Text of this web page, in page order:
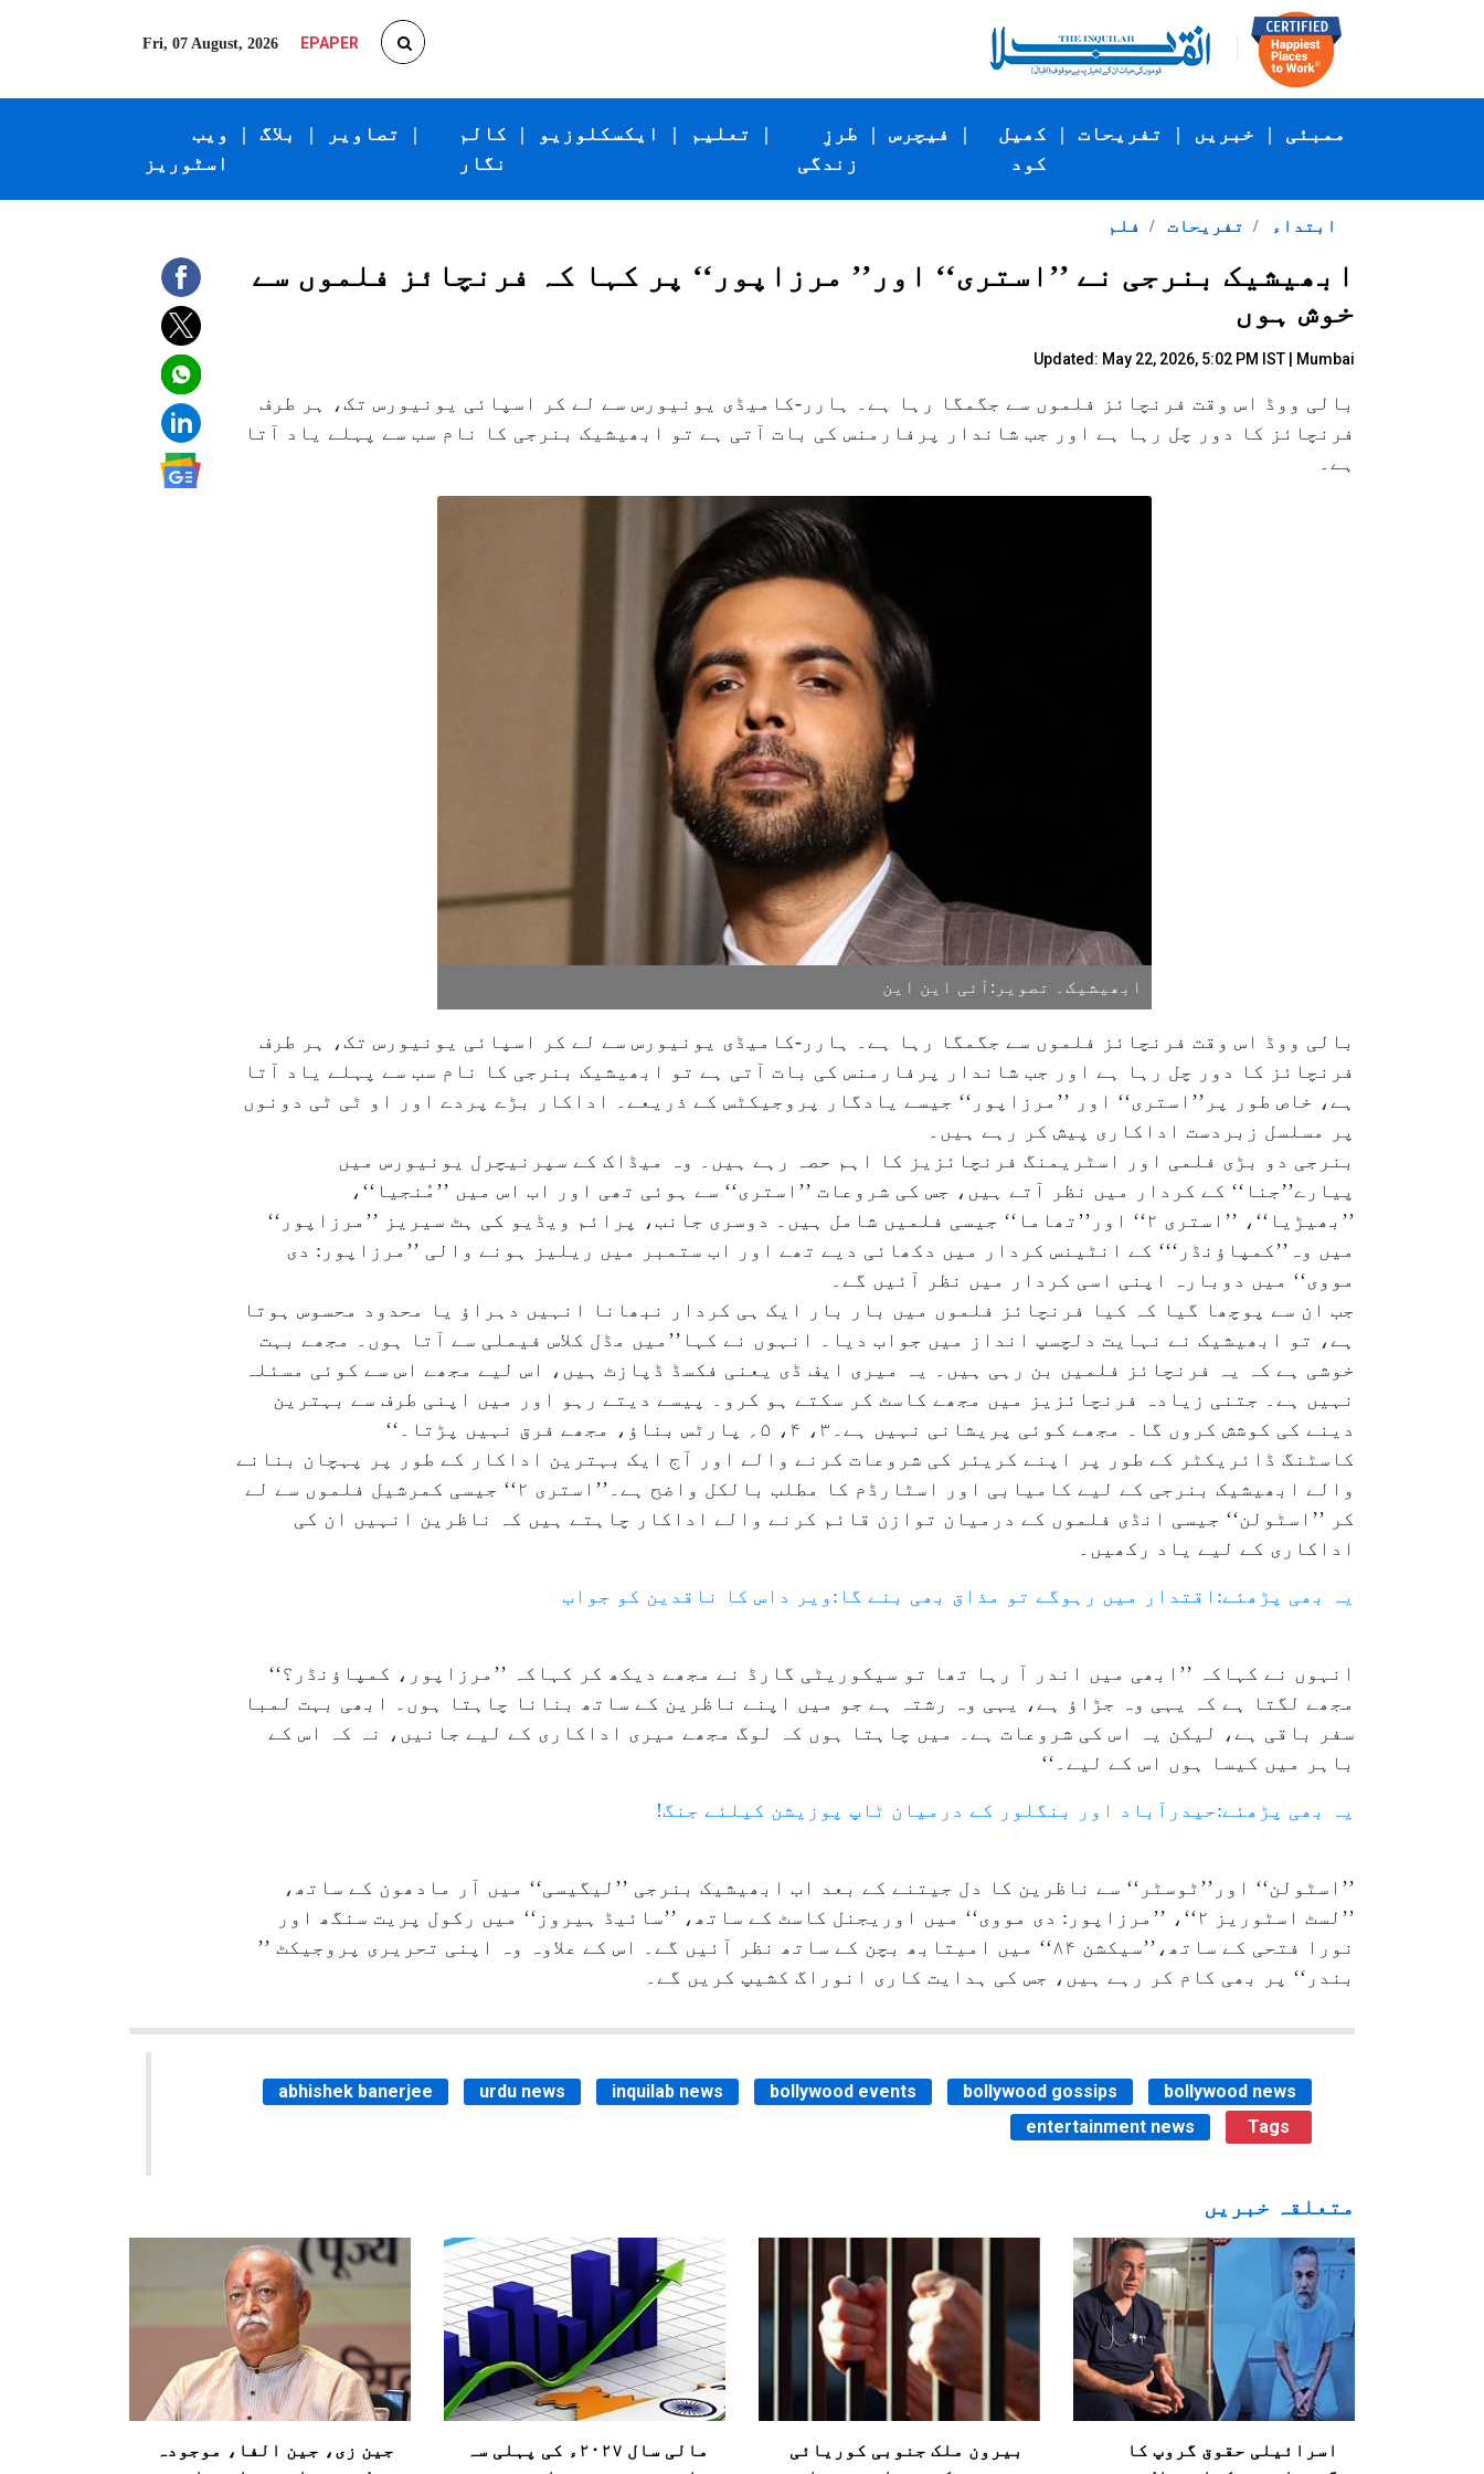
Fri, 07 August, 2026 EPAPER
ویب
اسٹوریز
| بلاگ | تصاویر |
کالم
نگار
| ایکسکلوزیو | تعلیم |
طرزِ
زندگی
| فیچرس |
کھیل
کود
| تفریحات | خبریں | ممبئی
فلم تفریحات ابتداء
ابھیشیک بنرجی نے ’’استری‘‘ اور’’ مرزاپور‘‘ پر کہا کہ فرنچائز فلموں سے
خوش ہوں
Updated: May 22, 2026, 5:02 PM IST | Mumbai
بالی ووڈ اس وقت فرنچائز فلموں سے جگمگا رہا ہے۔ ہارر-کامیڈی یونیورس سے لے کر اسپائی یونیورس تک، ہر طرف
فرنچائز کا دور چل رہا ہے اور جب شاندار پرفارمنس کی بات آتی ہے تو ابھیشیک بنرجی کا نام سب سے پہلے یاد آتا
ہے۔
ابھیشیک۔ تصویر:آئی این این
بالی ووڈ اس وقت فرنچائز فلموں سے جگمگا رہا ہے۔ ہارر-کامیڈی یونیورس سے لے کر اسپائی یونیورس تک، ہر طرف
فرنچائز کا دور چل رہا ہے اور جب شاندار پرفارمنس کی بات آتی ہے تو ابھیشیک بنرجی کا نام سب سے پہلے یاد آتا
ہے، خاص طور پر’’استری‘‘ اور ’’مرزاپور‘‘ جیسے یادگار پروجیکٹس کے ذریعے۔ اداکار بڑے پردے اور او ٹی ٹی دونوں
پر مسلسل زبردست اداکاری پیش کر رہے ہیں۔
بنرجی دو بڑی فلمی اور اسٹریمنگ فرنچائزیز کا اہم حصہ رہے ہیں۔ وہ میڈاک کے سپرنیچرل یونیورس میں
پیارے’’جنا‘‘ کے کردار میں نظر آتے ہیں، جس کی شروعات ’’استری‘‘ سے ہوئی تھی اور اب اس میں ’’مُنجیا‘‘،
’’بھیڑیا‘‘، ’’استری ۲‘‘ اور’’تھاما‘‘ جیسی فلمیں شامل ہیں۔ دوسری جانب، پرائم ویڈیو کی ہٹ سیریز ’’مرزاپور‘‘
میں وہ’’کمپاؤنڈر‘‘‘ کے انٹینس کردار میں دکھائی دیے تھے اور اب ستمبر میں ریلیز ہونے والی ’’مرزاپور: دی
مووی‘‘ میں دوبارہ اپنی اسی کردار میں نظر آئیں گے۔
جب ان سے پوچھا گیا کہ کیا فرنچائز فلموں میں بار بار ایک ہی کردار نبھانا انہیں دہراؤ یا محدود محسوس ہوتا
ہے، تو ابھیشیک نے نہایت دلچسپ انداز میں جواب دیا۔ انہوں نے کہا’’میں مڈل کلاس فیملی سے آتا ہوں۔ مجھے بہت
خوشی ہے کہ یہ فرنچائز فلمیں بن رہی ہیں۔ یہ میری ایف ڈی یعنی فکسڈ ڈپازٹ ہیں، اس لیے مجھے اس سے کوئی مسئلہ
نہیں ہے۔ جتنی زیادہ فرنچائزیز میں مجھے کاسٹ کر سکتے ہو کرو۔ پیسے دیتے رہو اور میں اپنی طرف سے بہترین
دینے کی کوشش کروں گا۔ مجھے کوئی پریشانی نہیں ہے۔۳، ۴، ۵؍ پارٹس بناؤ، مجھے فرق نہیں پڑتا۔‘‘
کاسٹنگ ڈائریکٹر کے طور پر اپنے کریئر کی شروعات کرنے والے اور آج ایک بہترین اداکار کے طور پر پہچان بنانے
والے ابھیشیک بنرجی کے لیے کامیابی اور اسٹارڈم کا مطلب بالکل واضح ہے۔’’استری ۲‘‘ جیسی کمرشیل فلموں سے لے
کر ’’اسٹولن‘‘ جیسی انڈی فلموں کے درمیان توازن قائم کرنے والے اداکار چاہتے ہیں کہ ناظرین انہیں ان کی
اداکاری کے لیے یاد رکھیں۔
یہ بھی پڑھئے:اقتدار میں رہوگے تو مذاق بھی بنے گا:ویر داس کا ناقدین کو جواب
انہوں نے کہاکہ ’’ابھی میں اندر آ رہا تھا تو سیکوریٹی گارڈ نے مجھے دیکھ کر کہاکہ ’’مرزاپور، کمپاؤنڈر؟‘‘
مجھے لگتا ہے کہ یہی وہ جڑاؤ ہے، یہی وہ رشتہ ہے جو میں اپنے ناظرین کے ساتھ بنانا چاہتا ہوں۔ ابھی بہت لمبا
سفر باقی ہے، لیکن یہ اس کی شروعات ہے۔ میں چاہتا ہوں کہ لوگ مجھے میری اداکاری کے لیے جانیں، نہ کہ اس کے
باہر میں کیسا ہوں اس کے لیے۔‘‘
یہ بھی پڑھئے:حیدرآباد اور بنگلور کے درمیان ٹاپ پوزیشن کیلئے جنگ!
’’اسٹولن‘‘ اور’’ٹوسٹر‘‘ سے ناظرین کا دل جیتنے کے بعد اب ابھیشیک بنرجی ’’لیگیسی‘‘ میں آر مادھون کے ساتھ،
’’لسٹ اسٹوریز ۲‘‘، ’’مرزاپور: دی مووی‘‘ میں اوریجنل کاسٹ کے ساتھ، ’’سائیڈ ہیروز‘‘ میں رکول پریت سنگھ اور
نورا فتحی کے ساتھ،’’سیکشن ۸۴‘‘ میں امیتابھ بچن کے ساتھ نظر آئیں گے۔ اس کے علاوہ وہ اپنی تحریری پروجیکٹ ’’
بندر‘‘ پر بھی کام کر رہے ہیں، جس کی ہدایت کاری انوراگ کشیپ کریں گے۔
abhishek banerjee urdu news inquilab news bollywood events bollywood gossips
bollywood news
entertainment news
Tags
متعلقہ خبریں
اسرائیلی حقوق گروپ کا
بیرون ملک جنوبی کوریائی
مالی سال ۲۰۲۷ء کی پہلی سہ
جین زی، جین الفا، موجودہ